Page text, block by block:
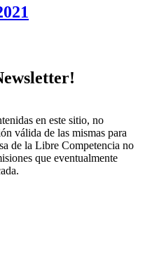
en este sitio, no
válida de las mismas para
de la Libre Competencia no
que eventualmente